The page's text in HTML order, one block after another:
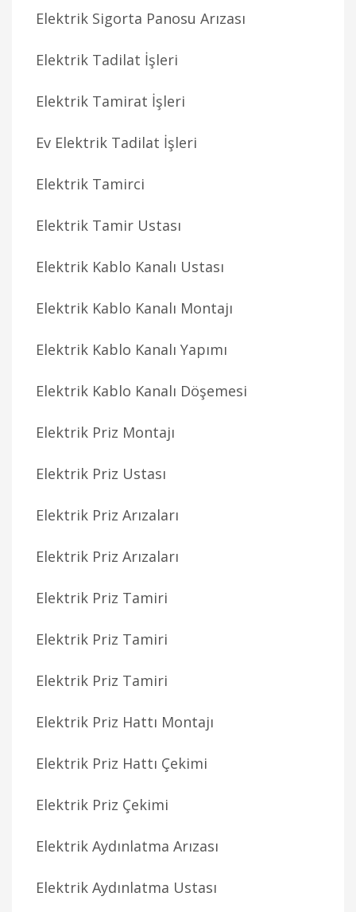
Elektrik Sigorta Panosu Arızası
Elektrik Tadilat İşleri
Elektrik Tamirat İşleri
Ev Elektrik Tadilat İşleri
Elektrik Tamirci
Elektrik Tamir Ustası
Elektrik Kablo Kanalı Ustası
Elektrik Kablo Kanalı Montajı
Elektrik Kablo Kanalı Yapımı
Elektrik Kablo Kanalı Döşemesi
Elektrik Priz Montajı
Elektrik Priz Ustası
Elektrik Priz Arızaları
Elektrik Priz Arızaları
Elektrik Priz Tamiri
Elektrik Priz Tamiri
Elektrik Priz Tamiri
Elektrik Priz Hattı Montajı
Elektrik Priz Hattı Çekimi
Elektrik Priz Çekimi
Elektrik Aydınlatma Arızası
Elektrik Aydınlatma Ustası